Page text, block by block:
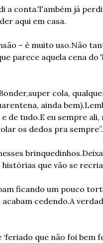
a conta.Também já
aqui em casa.
– é muito uso.Não
parece aquela cena do
super cola,
ainda bem).
de tudo.E eu sempre
os dedos pra sempre”.
brinquedinhos.
que vão se
ficando um pouco
cedendo.A
que não foi bem